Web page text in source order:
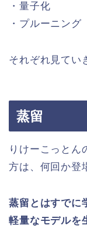
・量子化
・プルーニング
それぞれ見てい
蒸留
りけーこっとん
方は、何回か登
蒸留 とはすでに
軽量なモデルを